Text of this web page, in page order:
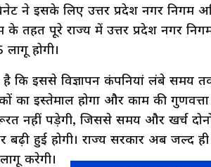
ने इसके लिए उत्तर प्रदेश नगर निगम
के तहत पूरे राज्य में उत्तर प्रदेश नगर निगम
होगी।
है कि इससे विज्ञापन कंपनियां लंबे
का इस्तेमाल होगा और काम की गुणवत्ता
नहीं पड़ेगी, जिससे समय और खर्च
हुई होगी। राज्य सरकार अब जल्द
करेगी।